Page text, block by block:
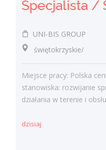
UNI-BIS GROUP
świętokrzyskie/
Miejsce pracy: Polska
stanowiska: rozwijanie
działania w terenie i
dzisiaj